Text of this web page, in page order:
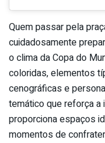
Quem passar pela
cuidadosamente
o clima da Copa do
coloridas, elementos
cenográficas e
temático que reforça
proporciona espaços
momentos de